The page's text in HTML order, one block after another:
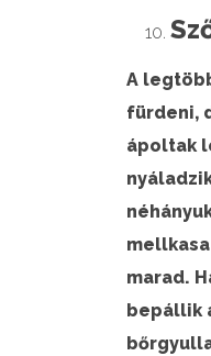
A
fürdeni,
ápoltak
marad.
bepállik